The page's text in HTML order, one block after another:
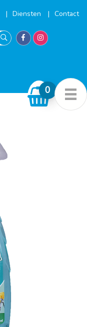
Diensten Contact